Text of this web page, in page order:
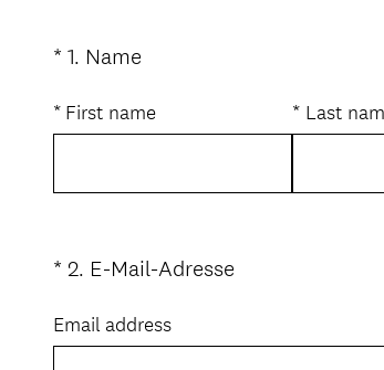
Question
* 1. Name(
r
f
r
r
i
* First name * Last
Question
* 2. E-Mail-Adresse(
f
Email address